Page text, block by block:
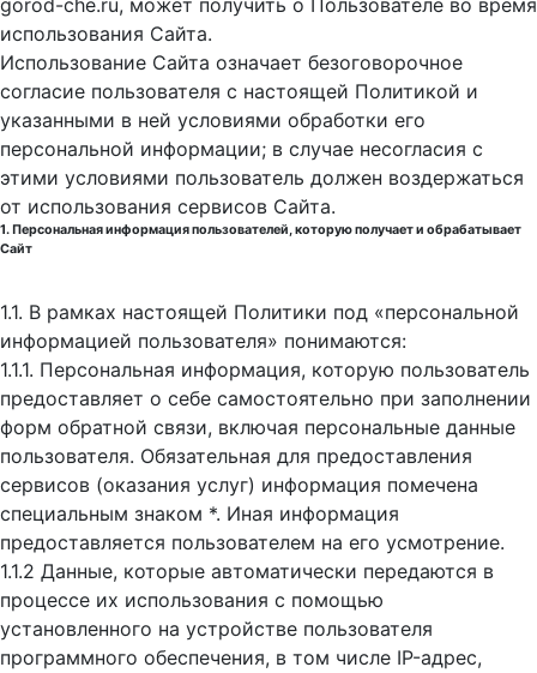
gorod-che.ru, может получить о Пользователе во время
использования Cайта.
Использование Сайта означает безоговорочное
согласие пользователя с настоящей Политикой и
указанными в ней условиями обработки его
персональной информации; в случае несогласия с
этими условиями пользователь должен воздержаться
от использования сервисов Сайта.
1. Персональная информация пользователей, которую получает и обрабатывает
Сайт
1.1. В рамках настоящей Политики под «персональной
информацией пользователя» понимаются:
1.1.1. Персональная информация, которую пользователь
предоставляет о себе самостоятельно при заполнении
форм обратной связи, включая персональные данные
пользователя. Обязательная для предоставления
сервисов (оказания услуг) информация помечена
специальным знаком *. Иная информация
предоставляется пользователем на его усмотрение.
1.1.2 Данные, которые автоматически передаются в
процессе их использования с помощью
установленного на устройстве пользователя
программного обеспечения, в том числе IP-адрес,